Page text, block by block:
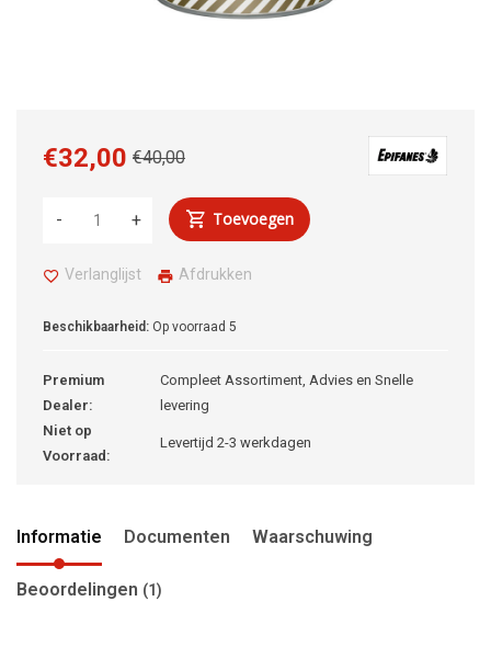
€40,00
€32,00
+
- Toevoegen
Verlanglijst Afdrukken
Beschikbaarheid: Op voorraad 5
Premium
Dealer:
Compleet Assortiment, Advies en Snelle
levering
Niet op
Voorraad:
Levertijd 2-3 werkdagen
Informatie Documenten Waarschuwing
Beoordelingen (1)